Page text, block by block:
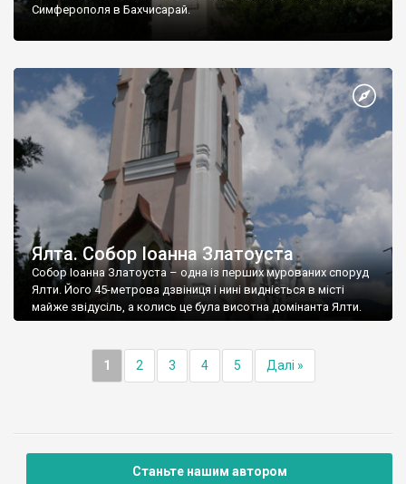
Симферополя в Бахчисарай.
Ялта. Собор Іоанна Златоуста
Собор Іоанна Златоуста – одна із перших мурованих споруд
Ялти. Його 45-метрова дзвіниця і нині видніється в місті
майже звідусіль, а колись це була висотна домінанта Ялти.
1 2 3 4 5 Далі »
Станьте нашим автором